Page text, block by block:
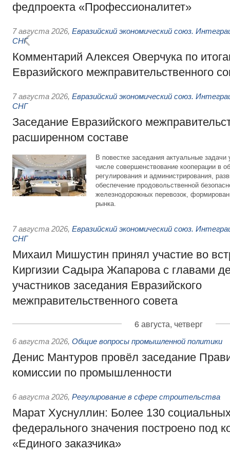
федпроекта «Профессионалитет»
7 августа 2026, Евразийский экономический союз.
СНГ
Комментарий Алексея Оверчука по
Евразийского межправительственного
7 августа 2026, Евразийский экономический союз.
СНГ
Заседание Евразийского
расширенном составе
В повестке заседания актуальные задачи
числе совершенствование кооперации в
регулирования и администрирования,
обеспечение продовольственной
железнодорожных перевозок,
рынка.
7 августа 2026, Евразийский экономический союз.
СНГ
Михаил Мишустин принял участие во
Киргизии Садыра Жапарова с главами
участников заседания Евразийского
межправительственного совета
6 августа, четверг
6 августа 2026, Общие вопросы промышленной политики
Денис Мантуров провёл заседание
комиссии по промышленности
6 августа 2026, Регулирование в сфере строительства
Марат Хуснуллин: Более 130
федерального значения построено под
«Единого заказчика»